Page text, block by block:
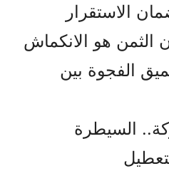
الاستقرار
الثمن هو الانكماش
الفجوة بين
السيطرة